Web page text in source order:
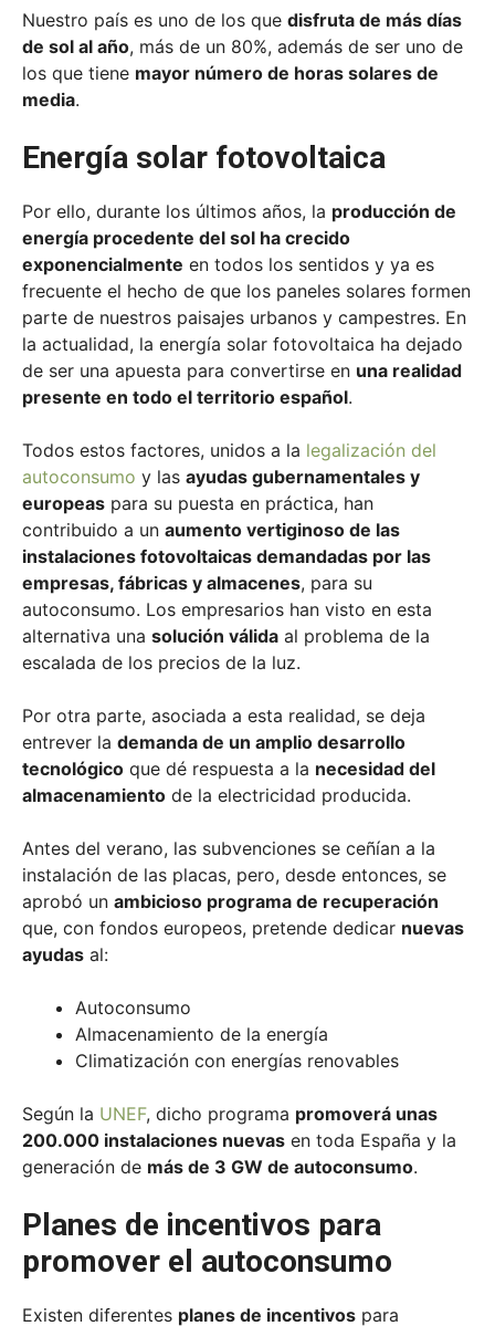
Nuestro país es uno de los que disfruta de más días
de sol al año, más de un 80%, además de ser uno de
los que tiene mayor número de horas solares de
media.
Energía solar fotovoltaica
Por ello, durante los últimos años, la producción de
energía procedente del sol ha crecido
exponencialmente en todos los sentidos y ya es
frecuente el hecho de que los paneles solares formen
parte de nuestros paisajes urbanos y campestres. En
la actualidad, la energía solar fotovoltaica ha dejado
de ser una apuesta para convertirse en una realidad
presente en todo el territorio español.
Todos estos factores, unidos a la legalización del
autoconsumo y las ayudas gubernamentales y
europeas para su puesta en práctica, han
contribuido a un aumento vertiginoso de las
instalaciones fotovoltaicas demandadas por las
empresas, fábricas y almacenes, para su
autoconsumo. Los empresarios han visto en esta
alternativa una solución válida al problema de la
escalada de los precios de la luz.
Por otra parte, asociada a esta realidad, se deja
entrever la demanda de un amplio desarrollo
tecnológico que dé respuesta a la necesidad del
almacenamiento de la electricidad producida.
Antes del verano, las subvenciones se ceñían a la
instalación de las placas, pero, desde entonces, se
aprobó un ambicioso programa de recuperación
que, con fondos europeos, pretende dedicar nuevas
ayudas al:
Autoconsumo
Almacenamiento de la energía
Climatización con energías renovables
Según la UNEF, dicho programa promoverá unas
200.000 instalaciones nuevas en toda España y la
generación de más de 3 GW de autoconsumo.
Planes de incentivos para
promover el autoconsumo
Existen diferentes planes de incentivos para